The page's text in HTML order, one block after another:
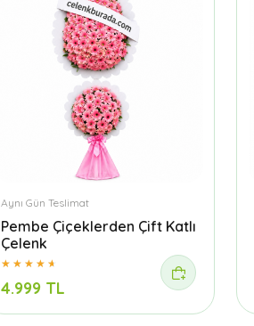
Aynı Gün Teslimat
Pembe Çiçeklerden Çift Katlı
Çelenk
4.999 TL